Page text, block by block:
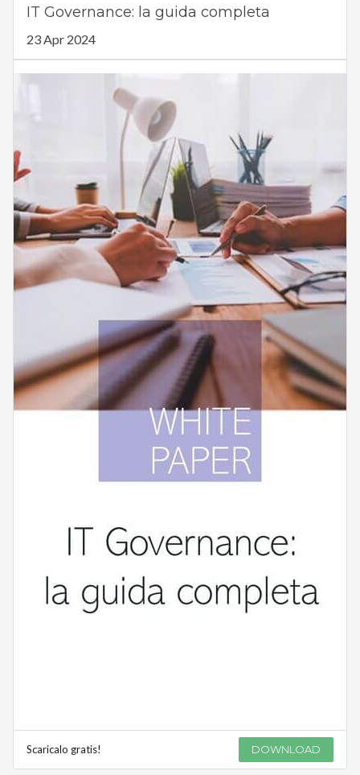
IT Governance: la guida completa
23 Apr 2024
Scaricalo gratis! DOWNLOAD